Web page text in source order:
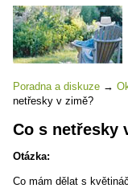
Poradna a diskuze →
netřesky v zimě?
Co s netřesky
Otázka:
Co mám dělat s